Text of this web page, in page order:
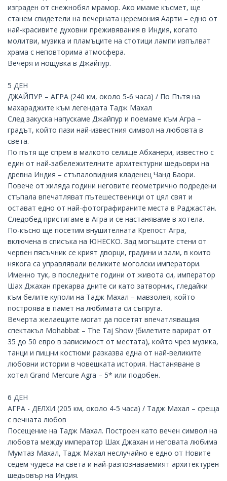
изграден от снежнобял мрамор. Ако имаме късмет, ще
станем свидетели на вечерната церемония Аарти – едно от
най-красивите духовни преживявания в Индия, когато
молитви, музика и пламъците на стотици лампи изпълват
храма с неповторима атмосфера.
Вечеря и нощувка в Джайпур.
5 ДЕН
ДЖАЙПУР – АГРА (240 км, около 5-6 часа) / По Пътя на
махараджите към легендата Тадж Махал
След закуска напускаме Джайпур и поемаме към Агра –
градът, който пази най-известния символ на любовта в
света.
По пътя ще спрем в малкото селище Абханери, известно с
един от най-забележителните архитектурни шедьоври на
древна Индия – стъпаловидния кладенец Чанд Баори.
Повече от хиляда години неговите геометрично подредени
стъпала впечатляват пътешественици от цял свят и
остават едно от най-фотографираните места в Раджастан.
Следобед пристигаме в Агра и се настаняваме в хотела.
По-късно ще посетим внушителната Крепост Агра,
включена в списъка на ЮНЕСКО. Зад могъщите стени от
червен пясъчник се крият дворци, градини и зали, в които
някога са управлявали великите моголски императори.
Именно тук, в последните години от живота си, император
Шах Джахан прекарва дните си като затворник, гледайки
към белите куполи на Тадж Махал – мавзолея, който
построява в памет на любимата си съпруга.
Вечерта желаещите могат да посетят впечатляващия
спектакъл Mohabbat – The Taj Show (билетите варират от
35 до 50 евро в зависимост от местата), който чрез музика,
танци и пищни костюми разказва една от най-великите
любовни истории в човешката история. Настаняване в
хотел Grand Mercure Agra – 5* или подобен.
6 ДЕН
АГРА - ДЕЛХИ (205 км, около 4-5 часа) / Тадж Махал – среща
с вечната любов
Посещение на Тадж Махал. Построен като вечен символ на
любовта между император Шах Джахан и неговата любима
Мумтаз Махал, Тадж Махал неслучайно е едно от Новите
седем чудеса на света и най-разпознаваемият архитектурен
шедьовър на Индия.